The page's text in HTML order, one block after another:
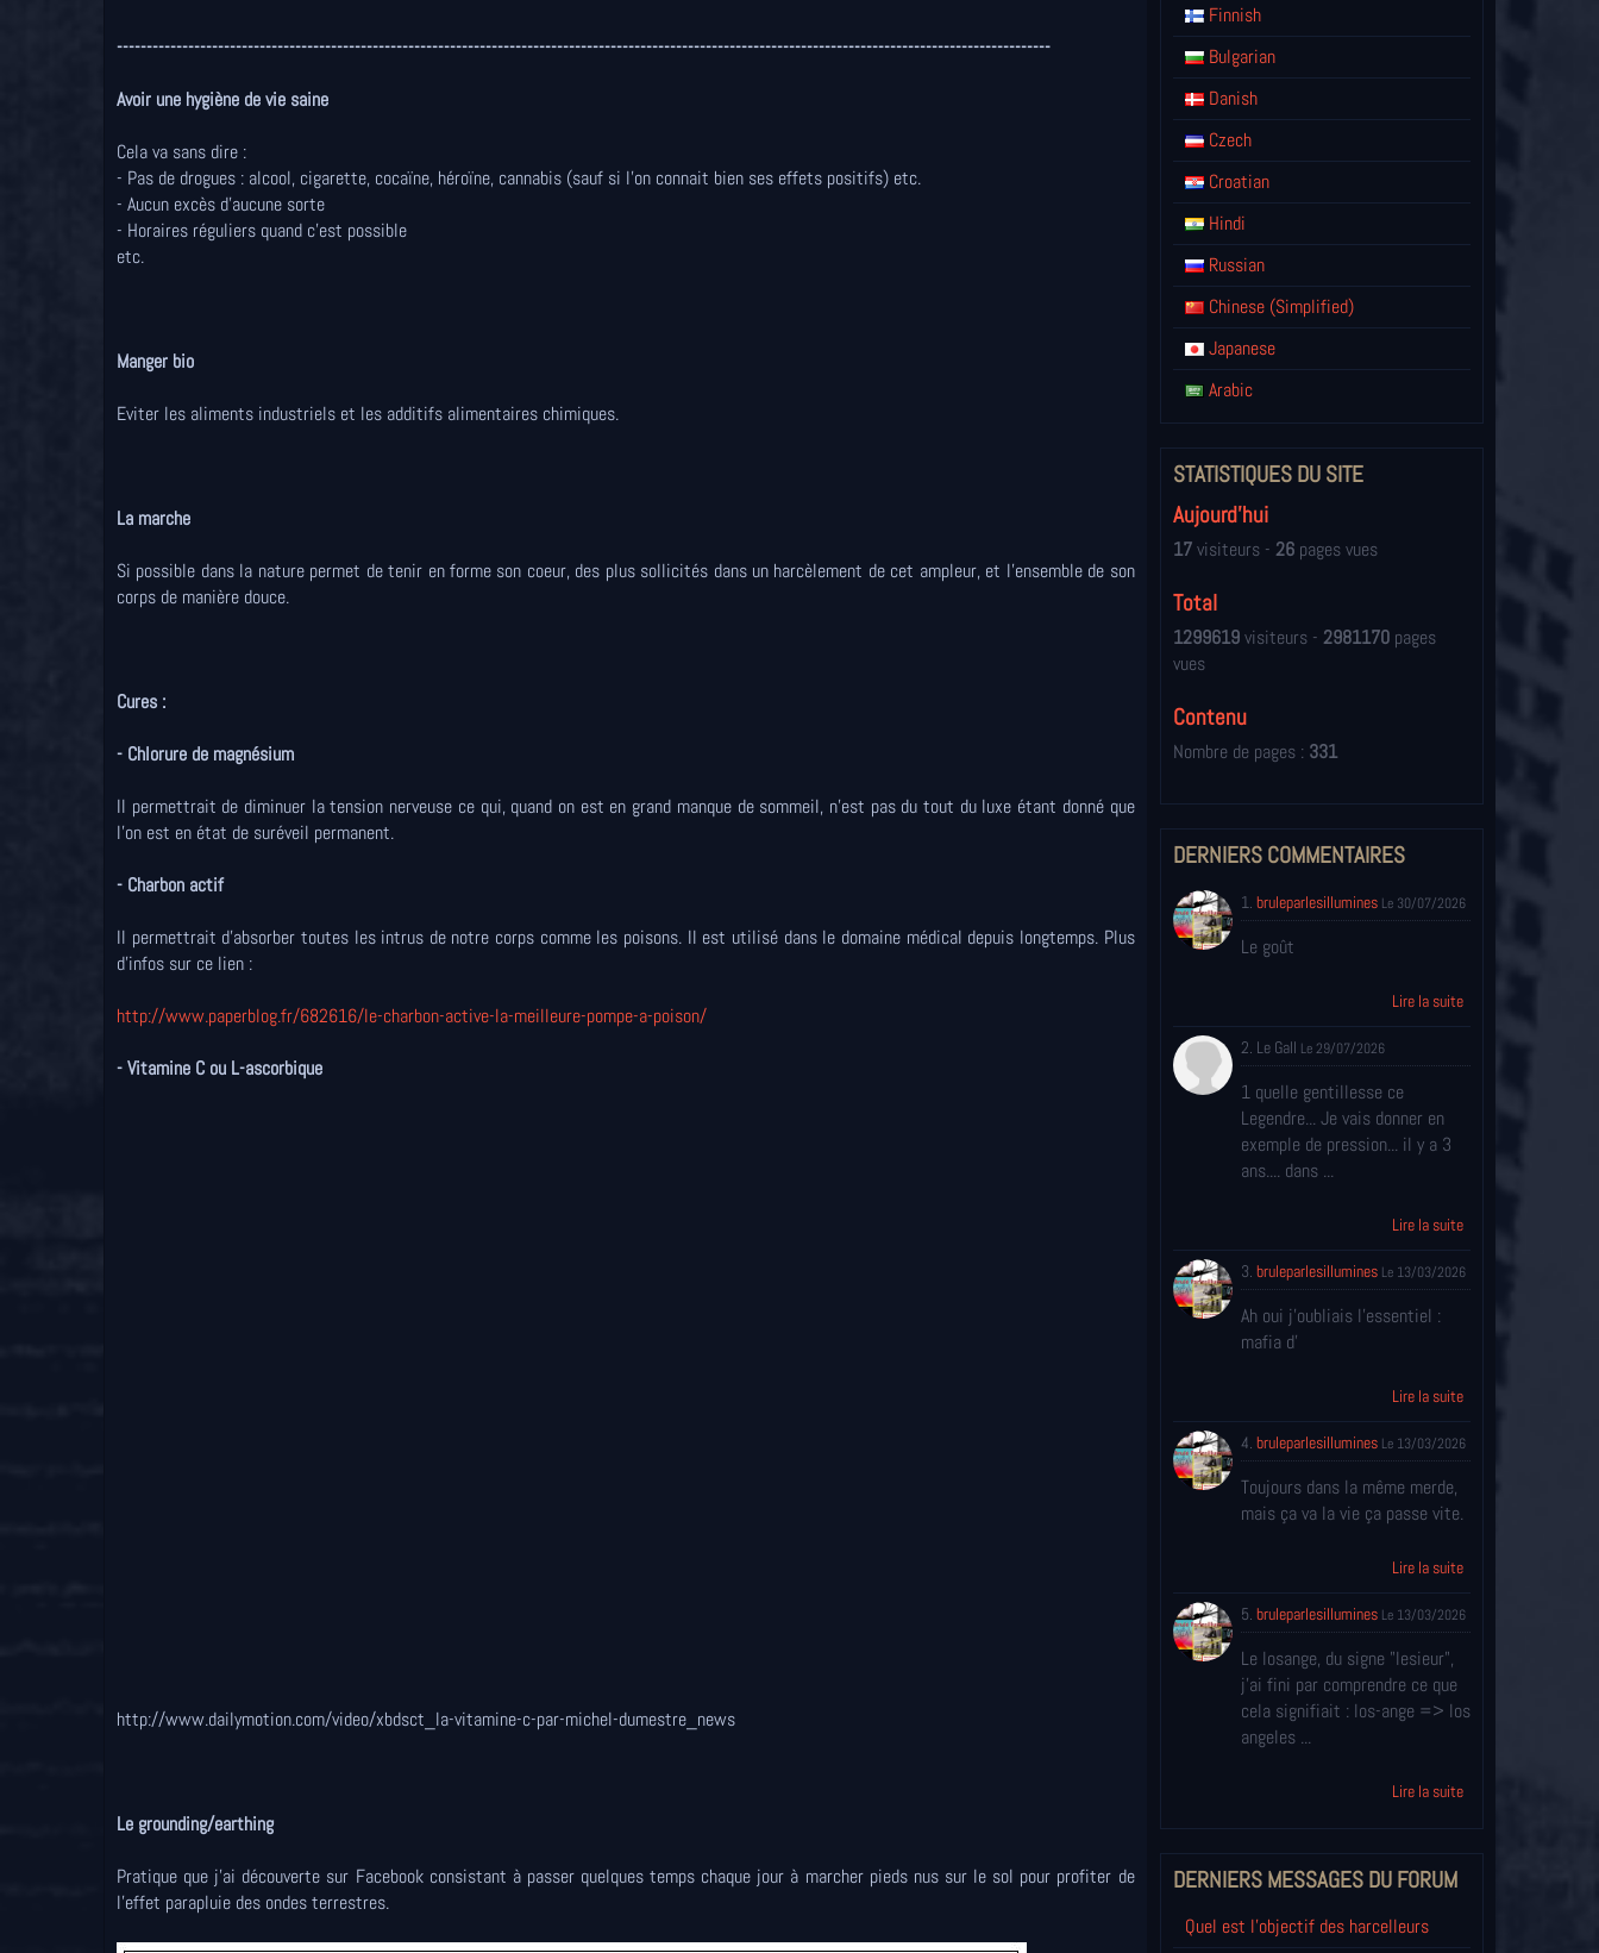
-------------------------------------------------------------------------------------------------------------------------------------------------------------
Avoir une hygiène de vie saine
Cela va sans dire :
- Pas de drogues : alcool, cigarette, cocaïne, héroïne, cannabis (sauf si l'on connait bien ses effets positifs) etc.
- Aucun excès d'aucune sorte
- Horaires réguliers quand c'est possible
etc.
Manger bio
Eviter les aliments industriels et les additifs alimentaires chimiques.
La marche
Si possible dans la nature permet de tenir en forme son coeur, des plus sollicités dans un harcèlement de cet ampleur, et l'ensemble de son
corps de manière douce.
Cures :
- Chlorure de magnésium
Il permettrait de diminuer la tension nerveuse ce qui, quand on est en grand manque de sommeil, n'est pas du tout du luxe étant donné que
l'on est en état de suréveil permanent.
- Charbon actif
Il permettrait d'absorber toutes les intrus de notre corps comme les poisons. Il est utilisé dans le domaine médical depuis longtemps. Plus
d'infos sur ce lien :
http://www.paperblog.fr/682616/le-charbon-active-la-meilleure-pompe-a-poison/
- Vitamine C ou L-ascorbique
http://www.dailymotion.com/video/xbdsct_la-vitamine-c-par-michel-dumestre_news
Le grounding/earthing
Pratique que j'ai découverte sur Facebook consistant à passer quelques temps chaque jour à marcher pieds nus sur le sol pour profiter de
l'effet parapluie des ondes terrestres.
Finnish
Bulgarian
Danish
Czech
Croatian
Hindi
Russian
Chinese (Simplified)
Japanese
Arabic
STATISTIQUES DU SITE
Aujourd'hui
17visiteurs - 26pages vues
Total
1299619visiteurs - 2981170pages
vues
Contenu
Nombre de pages : 331
DERNIERS COMMENTAIRES
1. bruleparlesillumines Le 30/07/2026
Le goût
Lire la suite
2. Le Gall Le 29/07/2026
1 quelle gentillesse ce
Legendre... Je vais donner en
exemple de pression... il y a 3
ans.... dans ...
Lire la suite
3. bruleparlesillumines Le 13/03/2026
Ah oui j'oubliais l'essentiel :
mafia d'
Lire la suite
4. bruleparlesillumines Le 13/03/2026
Toujours dans la même merde,
mais ça va la vie ça passe vite.
Lire la suite
5. bruleparlesillumines Le 13/03/2026
Le losange, du signe "lesieur",
j'ai fini par comprendre ce que
cela signifiait : los-ange => los
angeles ...
Lire la suite
DERNIERS MESSAGES DU FORUM
Quel est l'objectif des harcelleurs